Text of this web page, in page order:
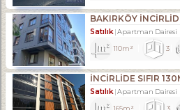
Satılık Apartman Dairesi
110m² 3
Satılık Apartman Dairesi
165m² 3